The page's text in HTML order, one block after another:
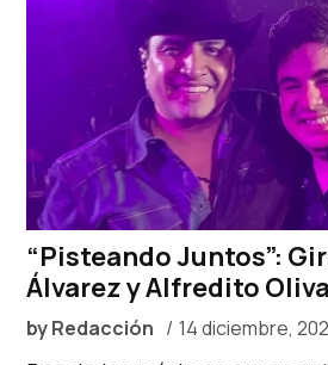
“Pisteando Juntos”:
Álvarez y Alfredito
byRedacción 14 diciembre,